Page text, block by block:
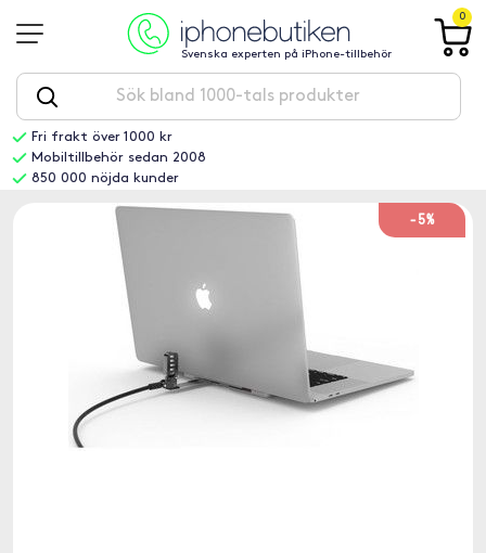
Svenska experten på iPhone-tillbehör
0
Fri frakt över 1000 kr
Mobiltillbehör sedan 2008
850 000 nöjda kunder
-5%